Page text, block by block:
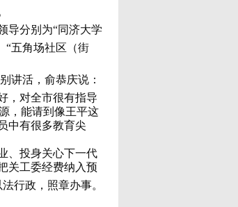
导分别为“同济大学
、“五角场社区（街
讲活，俞恭庆说：
，对全市很有指导
，能请到像王平这
中有很多教育尖
、投身关心下一代
关工委经费纳入预
行政，照章办事。